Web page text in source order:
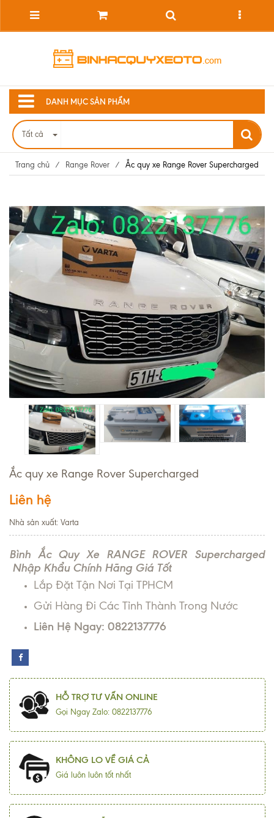
DANH MỤC SẢN PHẨM
Tất cả
Trang chủ / Range Rover / Ắc quy xe Range Rover Supercharged
Ắc quy xe Range Rover Supercharged
Liên hệ
Nhà sản xuất: Varta
Bình Ắc Quy Xe RANGE ROVER Supercharged
Nhập Khẩu Chính Hãng Giá Tốt
Lắp Đặt Tận Nơi Tại TPHCM
Gửi Hàng Đi Các Tỉnh Thành Trong Nước
Liên Hệ Ngay: 0822137776
HỖ TRỢ TƯ VẤN ONLINE
Gọi Ngay Zalo: 0822137776
KHÔNG LO VỀ GIÁ CẢ
Giá luôn luôn tốt nhất